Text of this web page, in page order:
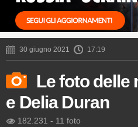
30 giugno 2021 17:19
Le foto delle
e Delia Duran
182.231 - 11 foto